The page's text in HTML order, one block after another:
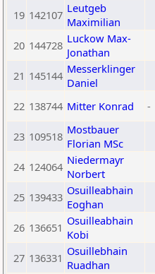
19 142107 Leutgeb
Maximilian
20 144728 Luckow Max-
Jonathan
21 145144 Messerklinger
Daniel
22 138744 Mitter Konrad -
23 109518 Mostbauer
Florian MSc
24 124064 Niedermayr
Norbert
25 139433 Osuilleabhain
Eoghan
26 136651 Osuilleabhain
Kobi
27 136331 Osuillebhain
Ruadhan